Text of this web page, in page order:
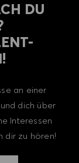
DU
an einer
dich über
Interessen
dir zu hören!